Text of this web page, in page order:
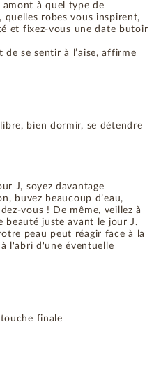
amont à quel type de
quelles robes vous inspirent,
et fixez-vous une date butoir
de se sentir à l’aise, affirme
bien dormir, se détendre
J, soyez davantage
buvez beaucoup d’eau,
vous ! De même, veillez à
beauté juste avant le jour J.
peau peut réagir face à la
l'abri d'une éventuelle
finale